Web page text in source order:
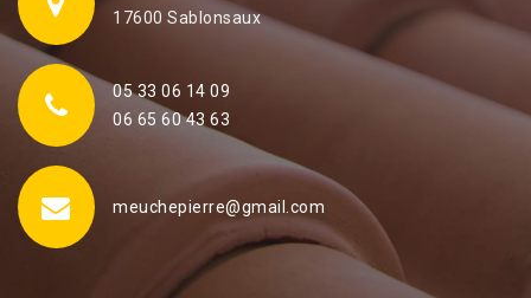
17600 Sablonsaux
05 33 06 14 09
06 65 60 43 63
meuchepierre@gmail.com